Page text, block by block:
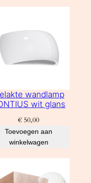
wandlamp
wit glans
€ 50,00
Toevoegen aan
winkelwagen